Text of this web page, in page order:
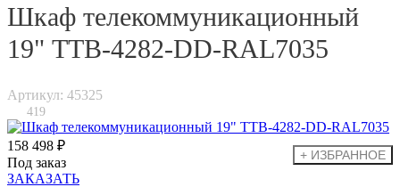
Шкаф телекоммуникационный
19" TTB-4282-DD-RAL7035
Артикул: 45325
419
158 498 ₽
Под заказ
ЗАКАЗАТЬ